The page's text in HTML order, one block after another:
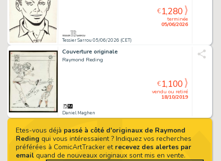
Etes-vous déjà passé à côté d'originaux de Raymond
Reding qui vous intéressaient ? Indiquez vos recherches
préférées à ComicArtTracker et recevez des alertes par
emailquand de nouveaux originaux sont mis en vente.
Tessier Sarrou 05/06/2026 (CET)
terminée
05/06/2026
€1,280
Couverture originale
Raymond Reding
Daniel Maghen
vendu ou retiré
18/10/2019
€1,100